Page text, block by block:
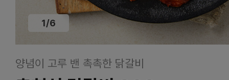
1/6
양념이 고루 밴 촉촉한 닭갈비